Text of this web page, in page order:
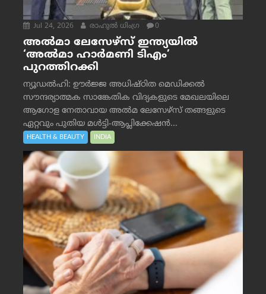
Jul 24, 2026 രാഹുല്‍ ധിംഗ്ര 0
അൽമാ ലേസേഴ്സ് ഇന്ത്യയിൽ
‘അൽമാ ഹാർമണി ടിഎം’
പുറത്തിറക്കി
ന്യൂഡൽഹി: ഊർജ്ജ അധിഷ്ഠിത മെഡിക്കൽ
സൗന്ദര്യാത്മക സാങ്കേതിക വിദ്യകളുടെ മേഖലയിലെ
ആഗോള നേതാവായ അൽമ ലേസേഴ്സ് തങ്ങളുടെ
ഏറ്റവും പുതിയ മൾട്ടി-ആപ്ലിക്കേഷൻ...
HEALTH & BEAUTY INDIA